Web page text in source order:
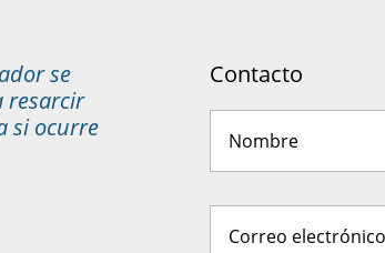
se
resarcir
si ocurre
Contacto